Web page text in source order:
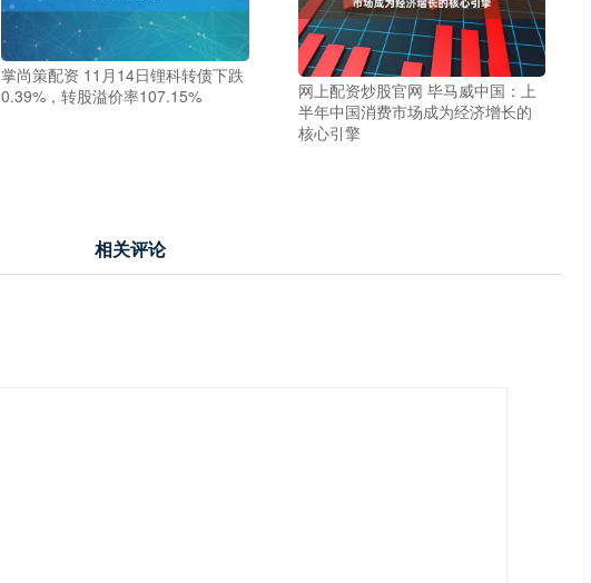
掌尚策配资 11月14日锂科转债下跌
0.39%，转股溢价率107.15%
网上配资炒股官网 毕马威中国：上
半年中国消费市场成为经济增长的
核心引擎
相关评论